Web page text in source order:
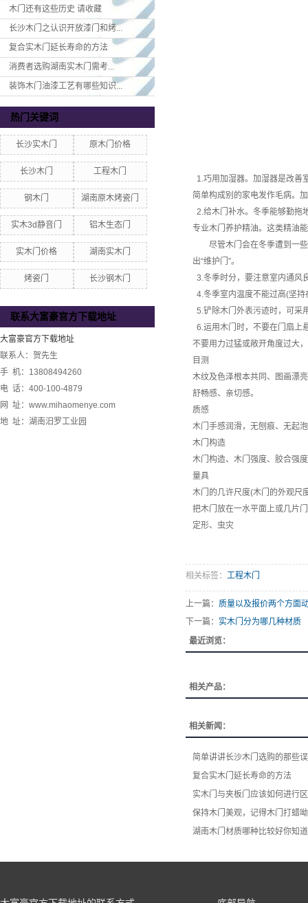
木门还有这些历史 请收藏
长沙木门之认识开放漆门和烤...
复合实木门延长寿命的方法
消费者选购湖南实木门​需考...
装饰木门油漆工艺有哪些知识...
热门关键词
长沙实木门 原木门价格
长沙木门 工程木门
钢木门 湖南原木烤瓷门
实木3d静音门 铝木生态门
实木门价格 湖南实木门
烤瓷门 长沙钢木门
联系大富豪官方下载地址
大富豪官方下载地址
联系人：贺先生
手 机：13808494260
电 话：400-100-4879
网 址：www.mihaomenye.com
地 址：湖南汨罗工业园
1.巧用加湿器。加湿器是改善
简单构成别的家电发作毛病。
2.给木门补水。冬季能够勤拖
专业木门养护精油。这类精油
尽管木门会在冬季遭到一些
出“维护门”。
3.冬季时分，要注意室内通风
4.冬季室内温度不能过高(坚
5.铲除木门外表污迹时，可采
6.运用木门时，不要在门扇上
不要用力过猛或敞开角度过大
目测
木纹及色泽根本共同、图画漂
舒畅感、亲切感。
质感
木门手感润滑，无刨痕、无起
木门构造
木门构造、木门强度、胶合强
量具
木门的几许尺度(木门的外观尺
把木门放在一水平面上或几片
定形、虫灾
相关标签： 工程木门
上一篇： 质量以及报价两个方面
下一篇： 实木门分为哪几种材质
最近浏览：
相关产品：
相关新闻：
简单讲讲长沙木门选购的那些
复合实木门延长寿命的方法
实木门与夹板门应该如何进行
保持木门美观，记得木门打蜡呦
湖南木门材质哪种比较好你知